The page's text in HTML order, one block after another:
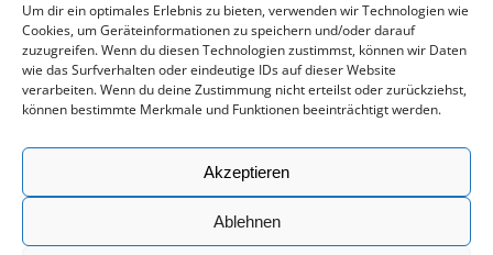
Um dir ein optimales Erlebnis zu bieten, verwenden wir Technologien wie
Cookies, um Geräteinformationen zu speichern und/oder darauf
zuzugreifen. Wenn du diesen Technologien zustimmst, können wir Daten
wie das Surfverhalten oder eindeutige IDs auf dieser Website
verarbeiten. Wenn du deine Zustimmung nicht erteilst oder zurückziehst,
können bestimmte Merkmale und Funktionen beeinträchtigt werden.
Akzeptieren
Ablehnen
Rechtliches
Impressum